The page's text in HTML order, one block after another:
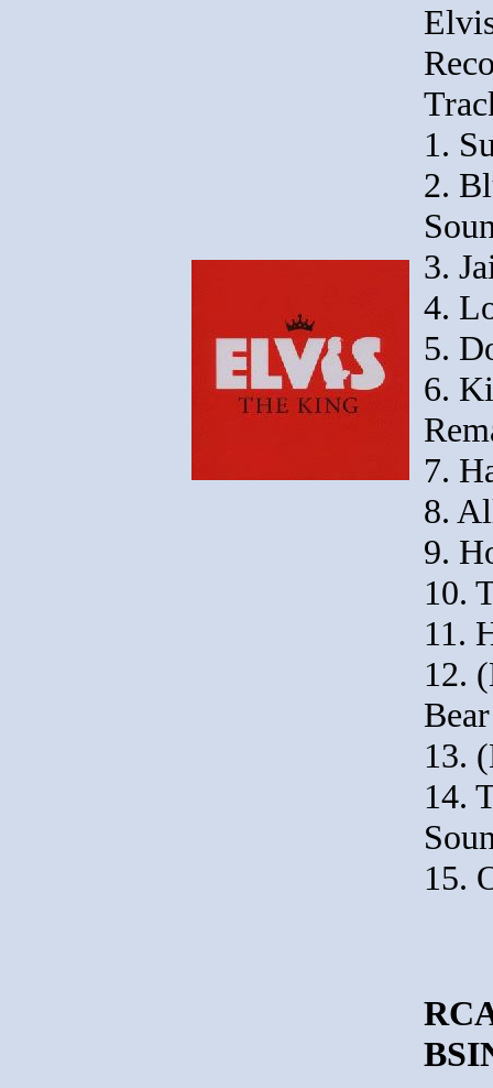
1.
2.
3.
4.
5.
6.
7.
8.
9.
10.
11.
12.
Bear
13.
14.
15.